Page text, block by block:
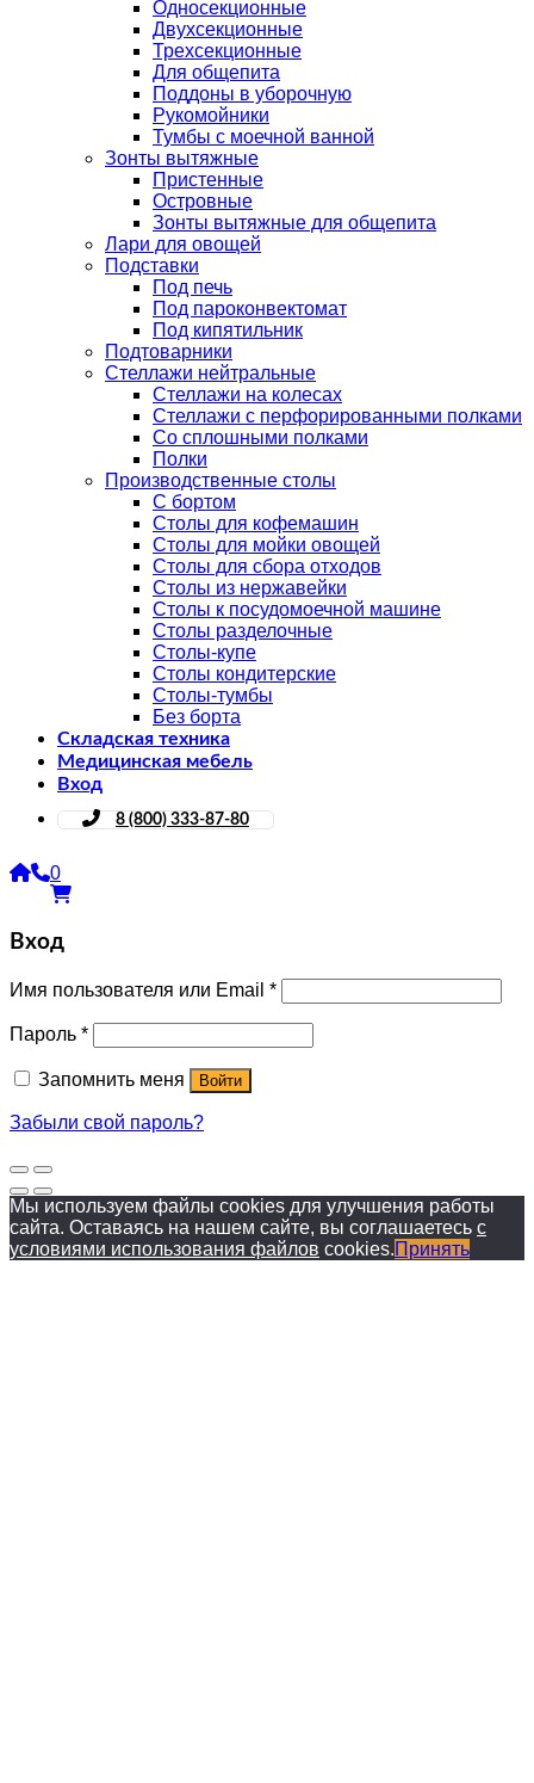
Односекционные
Двухсекционные
Трехсекционные
Для общепита
Поддоны в уборочную
Рукомойники
Тумбы с моечной ванной
Зонты вытяжные
Пристенные
Островные
Зонты вытяжные для общепита
Лари для овощей
Подставки
Под печь
Под пароконвектомат
Под кипятильник
Подтоварники
Стеллажи нейтральные
Стеллажи на колесах
Стеллажи с перфорированными полками
Со сплошными полками
Полки
Производственные столы
С бортом
Столы для кофемашин
Столы для мойки овощей
Столы для сбора отходов
Столы из нержавейки
Столы к посудомоечной машине
Столы разделочные
Столы-купе
Столы кондитерские
Столы-тумбы
Без борта
Складская техника
Медицинская мебель
Вход
8 (800) 333-87-80
0
Вход
Имя пользователя или Email *
Пароль *
Запомнить меня Войти
Забыли свой пароль?
Мы используем файлы cookies для улучшения работы
сайта. Оставаясь на нашем сайте, вы соглашаетесь с
условиями использования файлов cookies.Принять